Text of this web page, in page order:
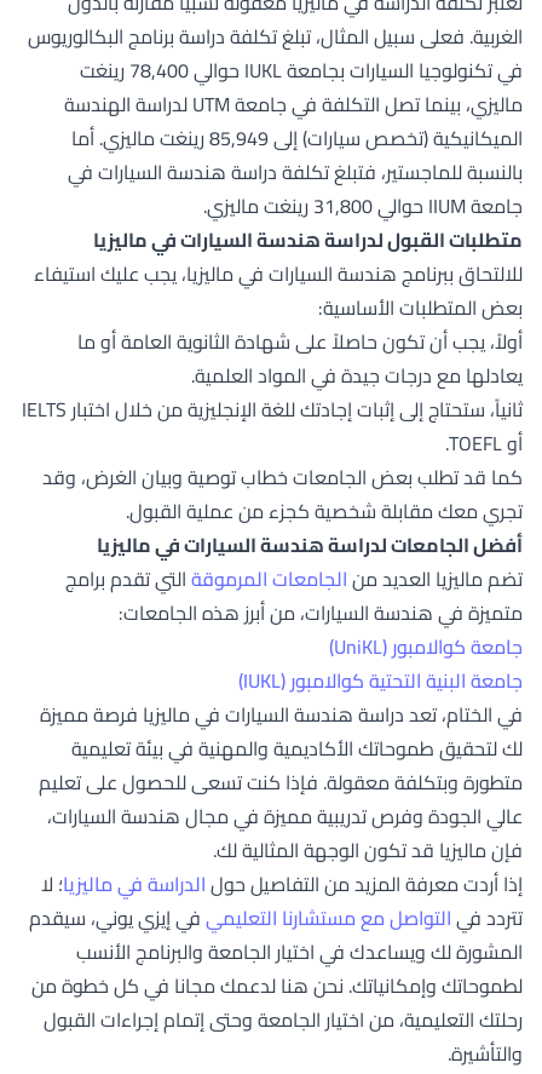
الغربية. فعلى سبيل المثال، تبلغ تكلفة دراسة برنامج البكالوريوس
في تكنولوجيا السيارات بجامعة IUKL حوالي 78,400 رينغت
ماليزي، بينما تصل التكلفة في جامعة UTM لدراسة الهندسة
الميكانيكية (تخصص سيارات) إلى 85,949 رينغت ماليزي. أما
بالنسبة للماجستير، فتبلغ تكلفة دراسة هندسة السيارات في
جامعة IIUM حوالي 31,800 رينغت ماليزي.
متطلبات القبول لدراسة هندسة السيارات في ماليزيا
للالتحاق ببرنامج هندسة السيارات في ماليزيا، يجب عليك استيفاء
بعض المتطلبات الأساسية:
أولاً، يجب أن تكون حاصلاً على شهادة الثانوية العامة أو ما
يعادلها مع درجات جيدة في المواد العلمية.
ثانياً، ستحتاج إلى إثبات إجادتك للغة الإنجليزية من خلال اختبار IELTS
أو TOEFL.
كما قد تطلب بعض الجامعات خطاب توصية وبيان الغرض، وقد
تجري معك مقابلة شخصية كجزء من عملية القبول.
أفضل الجامعات لدراسة هندسة السيارات في ماليزيا
تضم ماليزيا العديد منالجامعات المرموقةالتي تقدم برامج
متميزة في هندسة السيارات، من أبرز هذه الجامعات:
جامعة كوالامبور (UniKL)
جامعة البنية التحتية كوالامبور (IUKL)
في الختام، تعد دراسة هندسة السيارات في ماليزيا فرصة مميزة
لك لتحقيق طموحاتك الأكاديمية والمهنية في بيئة تعليمية
متطورة وبتكلفة معقولة. فإذا كنت تسعى للحصول على تعليم
عالي الجودة وفرص تدريبية مميزة في مجال هندسة السيارات،
فإن ماليزيا قد تكون الوجهة المثالية لك.
إذا أردت معرفة المزيد من التفاصيل حولالدراسة في ماليزيا؛ لا
تتردد فيالتواصل مع مستشارنا التعليميفي إيزي يوني، سيقدم
المشورة لك ويساعدك في اختيار الجامعة والبرنامج الأنسب
لطموحاتك وإمكانياتك. نحن هنا لدعمك مجانا في كل خطوة من
رحلتك التعليمية، من اختيار الجامعة وحتى إتمام إجراءات القبول
والتأشيرة.